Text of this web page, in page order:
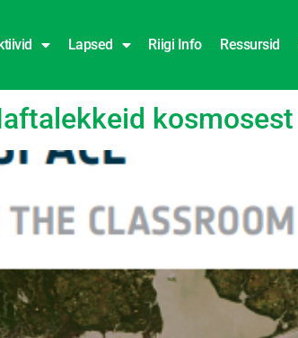
Lapsed Riigi Info Ressursid
kosmosest